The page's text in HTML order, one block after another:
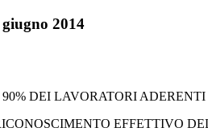
2014
DEI LAVORATORI
EFFETTIVO